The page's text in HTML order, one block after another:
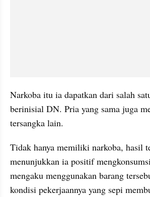
Narkoba itu ia dapatkan dari salah
berinisial DN. Pria yang sama juga
tersangka lain.
Tidak hanya memiliki narkoba, hasil
menunjukkan ia positif
mengaku menggunakan barang
kondisi pekerjaannya yang sepi